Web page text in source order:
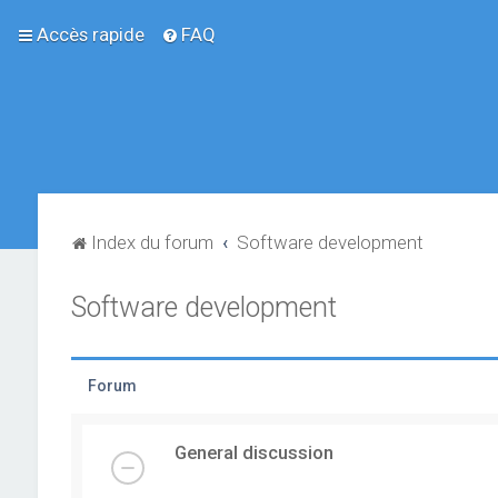
Accès rapide FAQ
Index du forum Software development
Software development
Forum
General discussion